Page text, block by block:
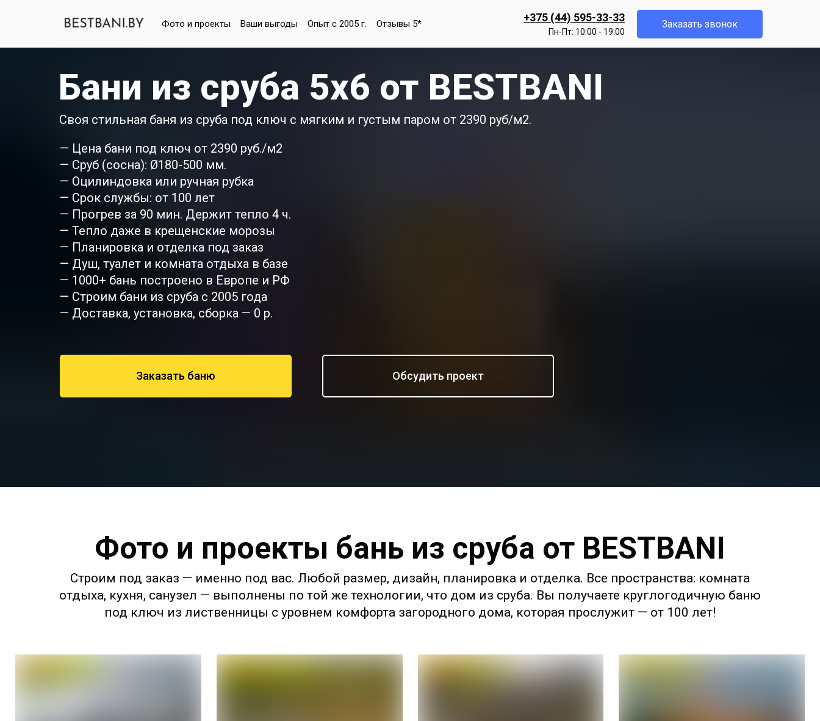
Фото и проекты Ваши выгоды Опыт с 2005 г. Отзывы 5* +375 (44) 595-33-33
Пн-Пт: 10:00 - 19:00
Заказать звонок
Обсудить проект
— Цена бани под ключ от 2390 руб./м2
— Сруб (сосна): Ø180-500 мм.
— Оцилиндовка или ручная рубка
— Срок службы: от 100 лет
— Прогрев за 90 мин. Держит тепло 4 ч.
— Тепло даже в крещенские морозы
— Планировка и отделка под заказ
— Душ, туалет и комната отдыха в базе
— 1000+ бань построено в Европе и РФ
— Строим бани из сруба с 2005 года
— Доставка, установка, сборка — 0 р.
Заказать баню
Своя стильная баня из сруба под ключ с мягким и густым паром от 2390 руб/м2.
Бани из сруба 5х6 от BESTBANI
Фото и проекты бань из сруба от BESTBANI
Строим под заказ — именно под вас. Любой размер, дизайн, планировка и отделка. Все пространства: комната
отдыха, кухня, санузел — выполнены по той же технологии, что дом из сруба. Вы получаете круглогодичную баню
под ключ из лиственницы с уровнем комфорта загородного дома, которая прослужит — от 100 лет!